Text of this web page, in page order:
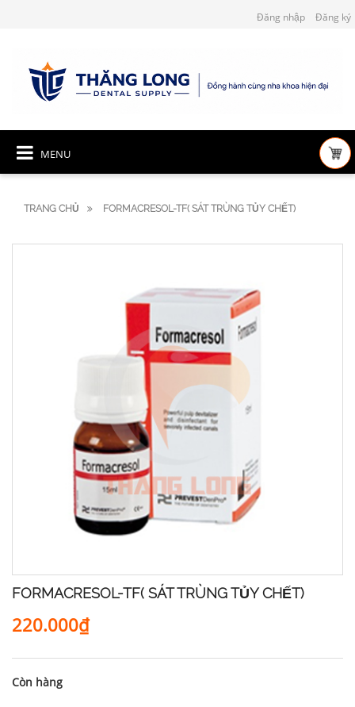
Đăng nhập Đăng ký
MENU
TRANG CHỦ FORMACRESOL-TF( SÁT TRÙNG TỦY CHẾT)
FORMACRESOL-TF( SÁT TRÙNG TỦY CHẾT)
220.000₫
Còn hàng